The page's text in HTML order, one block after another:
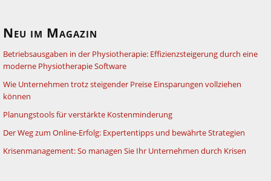
Neu im Magazin
Betriebsausgaben in der Physiotherapie: Effizienzsteigerung durch eine
moderne Physiotherapie Software
Wie Unternehmen trotz steigender Preise Einsparungen vollziehen
können
Planungstools für verstärkte Kostenminderung
Der Weg zum Online-Erfolg: Expertentipps und bewährte Strategien
Krisenmanagement: So managen Sie Ihr Unternehmen durch Krisen